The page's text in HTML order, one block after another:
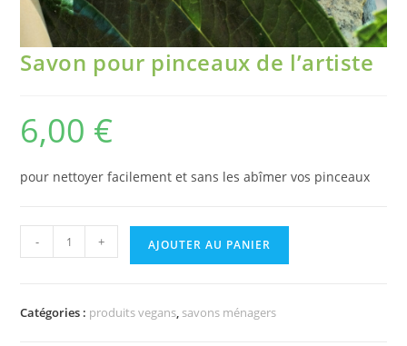
Savon pour pinceaux de l’artiste
6,00 €
pour nettoyer facilement et sans les abîmer vos pinceaux
- + AJOUTER AU PANIER
Catégories : produits vegans, savons ménagers